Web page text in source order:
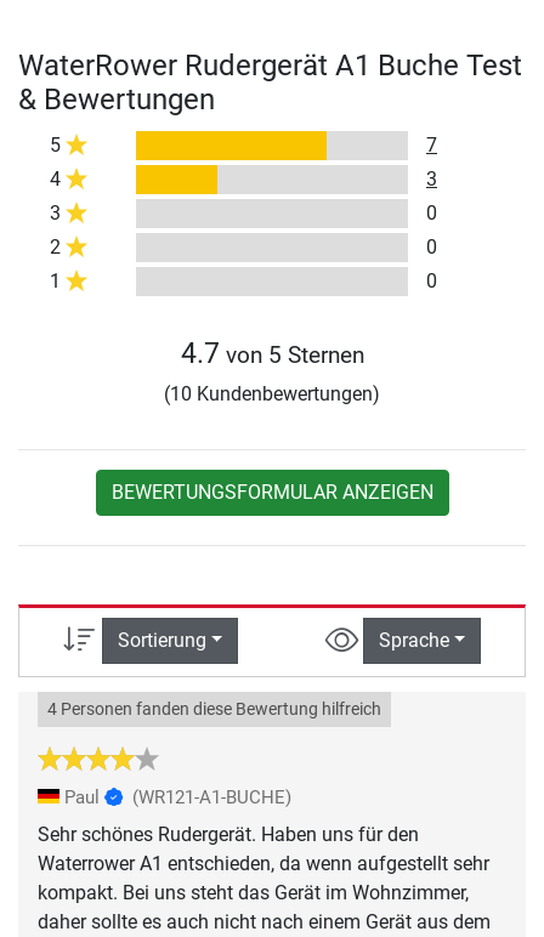
WaterRower Rudergerät A1 Buche Test
& Bewertungen
5
7
4
3
3
0
2
0
1
0
4.7 von 5 Sternen
(10 Kundenbewertungen)
BEWERTUNGSFORMULAR ANZEIGEN
Sortierung Sprache
4 Personen fanden diese Bewertung hilfreich
Paul (WR121-A1-BUCHE)
Sehr schönes Rudergerät. Haben uns für den
Waterrower A1 entschieden, da wenn aufgestellt sehr
kompakt. Bei uns steht das Gerät im Wohnzimmer,
daher sollte es auch nicht nach einem Gerät aus dem